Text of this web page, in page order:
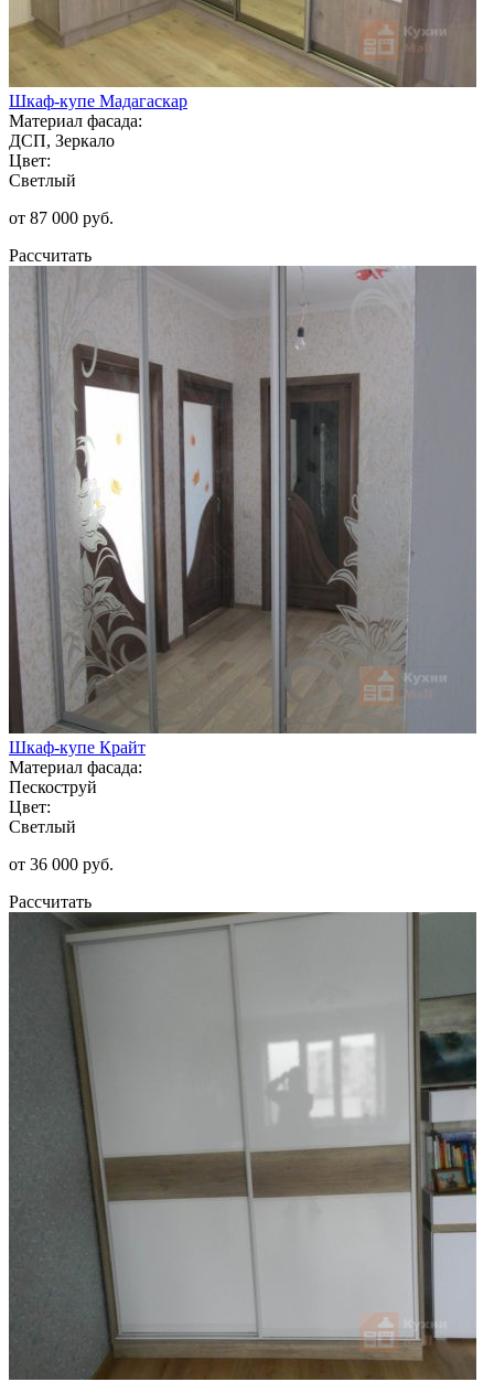
Шкаф-купе Мадагаскар
Материал фасада:
ДСП, Зеркало
Цвет:
Светлый
от 87 000 руб.
Рассчитать
Шкаф-купе Крайт
Материал фасада:
Пескоструй
Цвет:
Светлый
от 36 000 руб.
Рассчитать